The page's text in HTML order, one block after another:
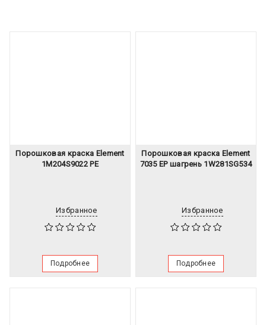
Порошковая краска Element
1M204S9022 PE
Избранное
Подробнее
Порошковая краска Element
7035 EP шагрень 1W281SG534
Избранное
Подробнее